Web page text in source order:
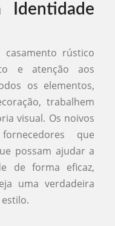
Identidade
rústico
e atenção aos
os elementos,
trabalhem
visual. Os noivos
que
possam ajudar a
de forma eficaz,
uma verdadeira